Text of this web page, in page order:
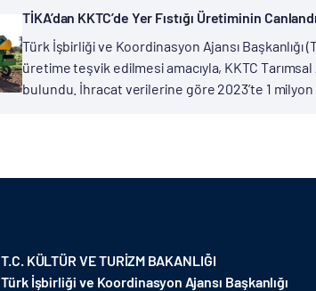
TİKA’dan KKTC’de Yer Fıstığı Üretiminin
Türk İşbirliği ve Koordinasyon Ajansı Başkanlığı
üretime teşvik edilmesi amacıyla, KKTC
bulundu. İhracat verilerine göre 2023’te 1 milyon
T.C. KÜLTÜR VE TURİZM BAKANLIĞI
Türk İşbirliği ve Koordinasyon Ajansı Başkanlığı